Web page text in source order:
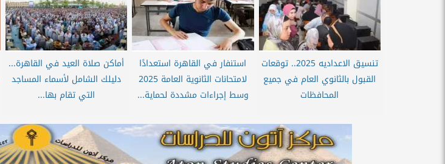
تنسيق الاعداديه 2025.. توقعات
القبول بالثانوي العام في جميع
المحافظات
استنفار في القاهرة استعدادًا
لامتحانات الثانوية العامة 2025
وسط إجراءات مشددة لحماية...
أماكن صلاة العيد في القاهرة...
دليلك الشامل لأسماء المساجد
التي تقام بها...